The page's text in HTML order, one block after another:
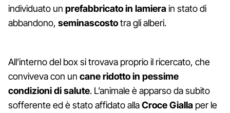
individuato un prefabbricato in lamierain stato di
abbandono, seminascostotra gli alberi.
All’interno del box si trovava proprio il ricercato, che
conviveva con un cane ridotto in pessime
condizioni di salute. L’animale è apparso da subito
sofferente ed è stato affidato allaCroce Gialla per le